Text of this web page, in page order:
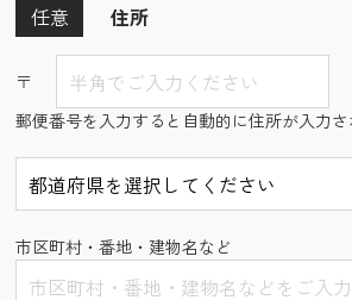
住所
任意
〒
郵便番号を入力すると自動的に住所が入力さ
市区町村・番地・建物名など